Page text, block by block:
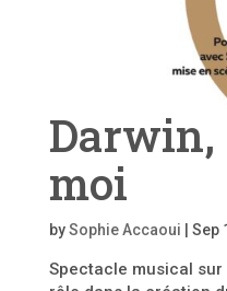
Darwin,
moi
bySophie Accaoui Sep
Spectacle musical